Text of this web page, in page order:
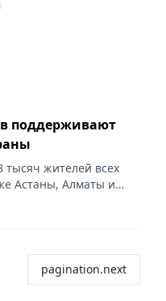
поддерживают
тысяч жителей всех
Астаны, Алматы и
vapress.kz.
pagination.next